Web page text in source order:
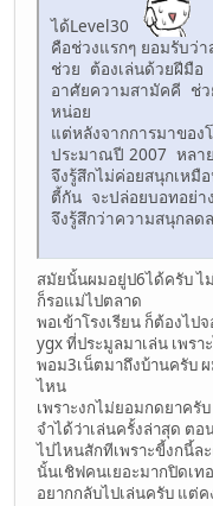
ได้Level30
คือช่วงแรกๆ ยอมรับ
ช่วย ต้องเล่นด้วยฝีมื
อาศัยความสามัคคี ช่ว
หน่อย
แต่หลังจากการมาของ
ประมาณปี 2007 หลา
จึงรู้สึกไม่ค่อยสนุกเห
ตี้กัน จะปล่อยบอทอย่
จึงรู้สึกว่าความสนุกลด
สมัยนั้นผมอยู่ป6ได้ครับ ไ
ก็รอแม่ไปตลาด
พอเข้าโรงเรียน ก็ต้องไ
ygx ที่ประมูลมาเล่น เพรา
พอม3เน็ตมาถึงบ้านครับ
ไหน
เพราะงกไม่ยอมกดยาครั
จำได้ว่าเล่นครั้งล่าสุด ต
ไปไหนสักทีเพราะขี้งกนี้ล
นั้นเชิฟคนเยอะมากปิดเท
อยากกลับไปเล่นครับ แต่